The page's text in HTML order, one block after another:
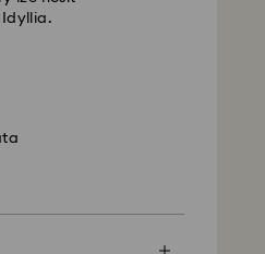
Idyllia.
SEČ budou
a odeslání
na adresy typu